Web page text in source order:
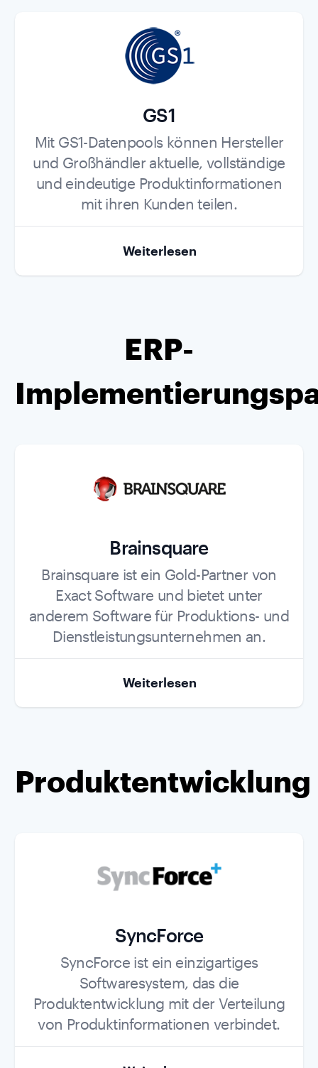
GS1
Mit GS1-Datenpools können Hersteller
und Großhändler aktuelle, vollständige
und eindeutige Produktinformationen
mit ihren Kunden teilen.
Role
Weiterlesen
ERP-
Brainsquare
Brainsquare ist ein Gold-Partner von
Exact Software und bietet unter
anderem Software für Produktions- und
Dienstleistungsunternehmen an.
Role
Weiterlesen
Produktentwicklung
SyncForce
SyncForce ist ein einzigartiges
Softwaresystem, das die
Produktentwicklung mit der Verteilung
von Produktinformationen verbindet.